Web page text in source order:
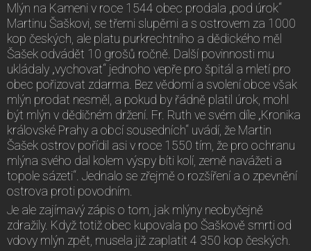
Mlýn na Kameni v roce 1544 obec prodala „pod úrok“
Martinu Šaškovi, se třemi slupěmi a s ostrovem za 1000
kop českých, ale platu purkrechtního a dědického měl
Šašek odvádět 10 grošů ročně. Další povinnosti mu
ukládaly „vychovat“ jednoho vepře pro špitál a mletí pro
obec pořizovat zdarma. Bez vědomí a svolení obce však
mlýn prodat nesměl, a pokud by řádně platil úrok, mohl
být mlýn v dědičném držení. Fr. Ruth ve svém díle „Kronika
královské Prahy a obcí sousedních“ uvádí, že Martin
Šašek ostrov pořídil asi v roce 1550 tím, že pro ochranu
mlýna svého dal kolem výspy bíti kolí, země navážeti a
topole sázeti“. Jednalo se zřejmě o rozšíření a o zpevnění
ostrova proti povodním.
Je ale zajímavý zápis o tom, jak mlýny neobyčejně
zdražily. Když totiž obec kupovala po Šaškově smrti od
vdovy mlýn zpět, musela již zaplatit 4 350 kop českých.